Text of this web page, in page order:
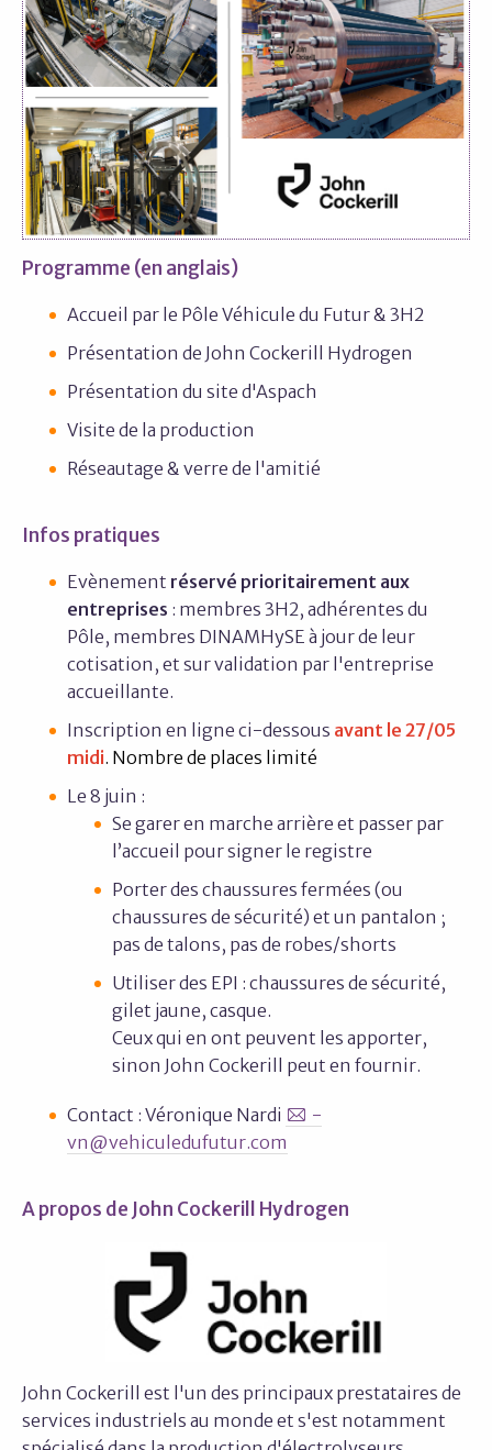
Programme (en anglais)
Accueil par le Pôle Véhicule du Futur & 3H2
Présentation de John Cockerill Hydrogen
Présentation du site d'Aspach
Visite de la production
Réseautage & verre de l'amitié
Infos pratiques
Evènement réservé prioritairement aux
entreprises : membres 3H2, adhérentes du
Pôle, membres DINAMHySE à jour de leur
cotisation, et sur validation par l'entreprise
accueillante.
Inscription en ligne ci-dessous avant le 27/05
midi. Nombre de places limité
Le 8 juin :
Se garer en marche arrière et passer par
l’accueil pour signer le registre
Porter des chaussures fermées (ou
chaussures de sécurité) et un pantalon ;
pas de talons, pas de robes/shorts
Utiliser des EPI : chaussures de sécurité,
gilet jaune, casque.
Ceux qui en ont peuvent les apporter,
sinon John Cockerill peut en fournir.
Contact : Véronique Nardi
-
vn@vehiculedufutur.com
A propos de John Cockerill Hydrogen
John Cockerill est l'un des principaux prestataires de
services industriels au monde et s'est notamment